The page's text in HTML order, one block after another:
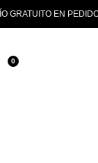
EN PEDIDOS
0